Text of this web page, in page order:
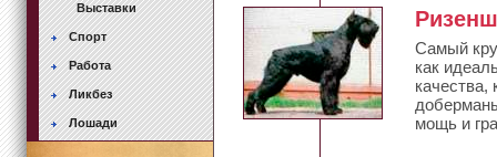
Выставки
Спорт
Работа
Ликбез
Лошади
Самый
как
качества,
мощь и